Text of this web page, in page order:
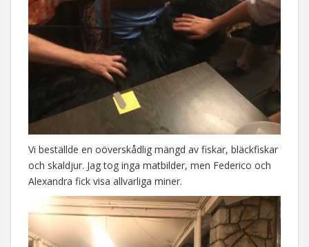
Vi beställde en oöverskådlig mängd av fiskar, bläckfiskar
och skaldjur. Jag tog inga matbilder, men Federico och
Alexandra fick visa allvarliga miner.